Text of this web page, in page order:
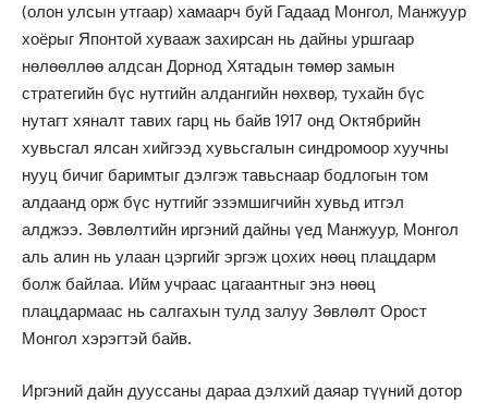
(олон улсын утгаар) хамаарч буй Гадаад Монгол, Манжуур
хоёрыг Японтой хувааж захирсан нь дайны уршгаар
нөлөөллөө алдсан Дорнод Хятадын төмөр замын
стратегийн бүс нутгийн алдангийн нөхвөр, тухайн бүс
нутагт хяналт тавих гарц нь байв 1917 онд Октябрийн
хувьсгал ялсан хийгээд хувьсгалын синдромоор хуучны
нууц бичиг баримтыг дэлгэж тавьснаар бодлогын том
алдаанд орж бүс нутгийг эзэмшигчийн хувьд итгэл
алджээ. Зөвлөлтийн иргэний дайны үед Манжуур, Монгол
аль алин нь улаан цэргийг эргэж цохих нөөц плацдарм
болж байлаа. Ийм учраас цагаантныг энэ нөөц
плацдармаас нь салгахын тулд залуу Зөвлөлт Орост
Монгол хэрэгтэй байв.
Иргэний дайн дууссаны дараа дэлхий даяар түүний дотор